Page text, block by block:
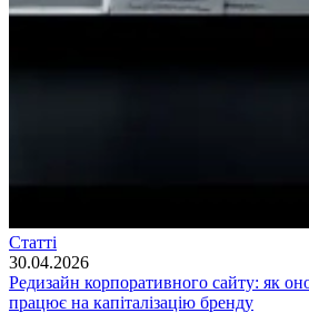
Статті
30.04.2026
Редизайн корпоративного сайту: як
працює на капіталізацію бренду